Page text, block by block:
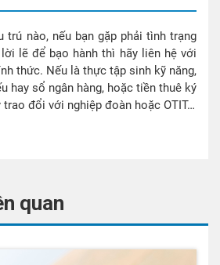
trú nào, nếu bạn gặp phải tình trạng
lẽ để bạo hành thì hãy liên hệ với
thức. Nếu là thực tập sinh kỹ năng,
hay sổ ngân hàng, hoặc tiền thuê ký
đổi với nghiệp đoàn hoặc OTIT…
quan